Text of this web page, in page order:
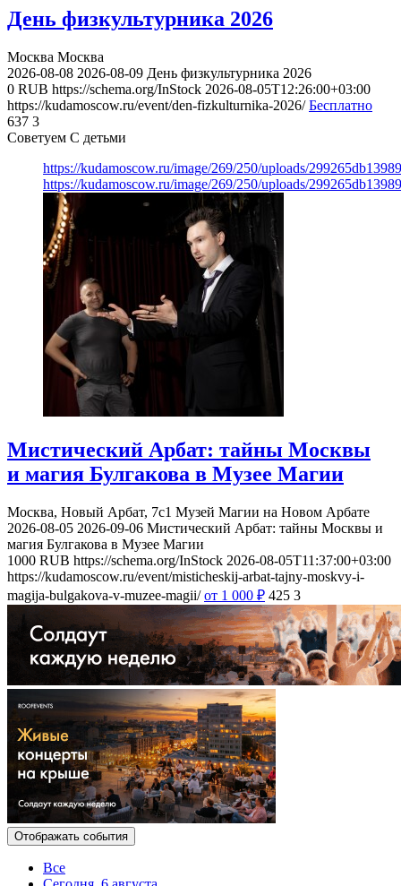
День физкультурника 2026
Москва Москва
2026-08-08 2026-08-09 День физкультурника 2026
0 RUB https://schema.org/InStock 2026-08-05T12:26:00+03:00
https://kudamoscow.ru/event/den-fizkulturnika-2026/ Бесплатно
637 3
Советуем С детьми
https://kudamoscow.ru/image/269/250/uploads/
https://kudamoscow.ru/image/269/250/uploads/
Мистический Арбат: тайны Москвы
и магия Булгакова в Музее Магии
Москва, Новый Арбат, 7с1 Музей Магии на Новом Арбате
2026-08-05 2026-09-06 Мистический Арбат: тайны Москвы и
магия Булгакова в Музее Магии
1000 RUB https://schema.org/InStock 2026-08-05T11:37:00+03:00
https://kudamoscow.ru/event/misticheskij-arbat-tajny-moskvy-i-
magija-bulgakova-v-muzee-magii/ от 1 000 ₽ 425 3
Отображать события
Все